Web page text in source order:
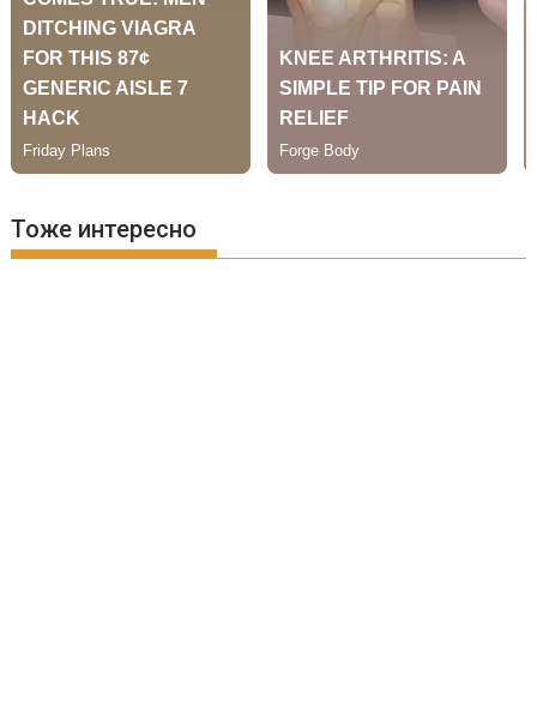
Тоже интересно